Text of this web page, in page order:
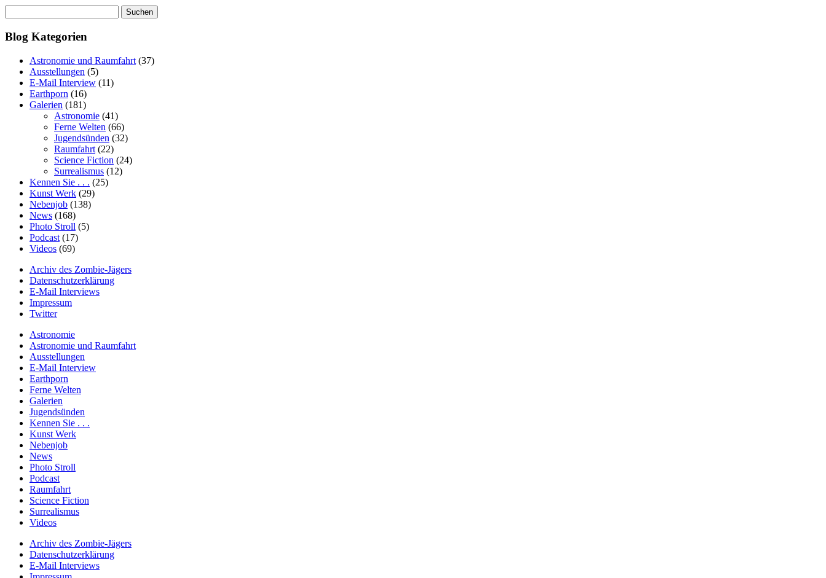
nach:
Blog Kategorien
Astronomie und Raumfahrt (37)
Ausstellungen (5)
E-Mail Interview (11)
Earthporn (16)
Galerien (181)
Astronomie (41)
Ferne Welten (66)
Jugendsünden (32)
Raumfahrt (22)
Science Fiction (24)
Surrealismus (12)
Kennen Sie . . . (25)
Kunst Werk (29)
Nebenjob (138)
News (168)
Photo Stroll (5)
Podcast (17)
Videos (69)
Archiv des Zombie-Jägers
Datenschutzerklärung
E-Mail Interviews
Impressum
Twitter
Astronomie
Astronomie und Raumfahrt
Ausstellungen
E-Mail Interview
Earthporn
Ferne Welten
Galerien
Jugendsünden
Kennen Sie . . .
Kunst Werk
Nebenjob
News
Photo Stroll
Podcast
Raumfahrt
Science Fiction
Surrealismus
Videos
Archiv des Zombie-Jägers
Datenschutzerklärung
E-Mail Interviews